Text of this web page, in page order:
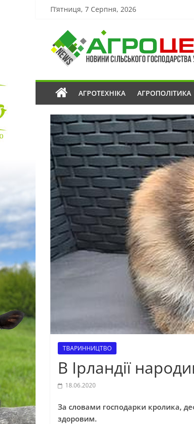
П’ятниця, 7 Серпня, 2026
АГРОТЕХНІКА АГРОПОЛІТИКА
ТВАРИННИЦТВО
В Ірландії
18.06.2020
За словами господарки кролика,
здоровим.